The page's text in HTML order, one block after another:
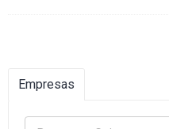
Empresas